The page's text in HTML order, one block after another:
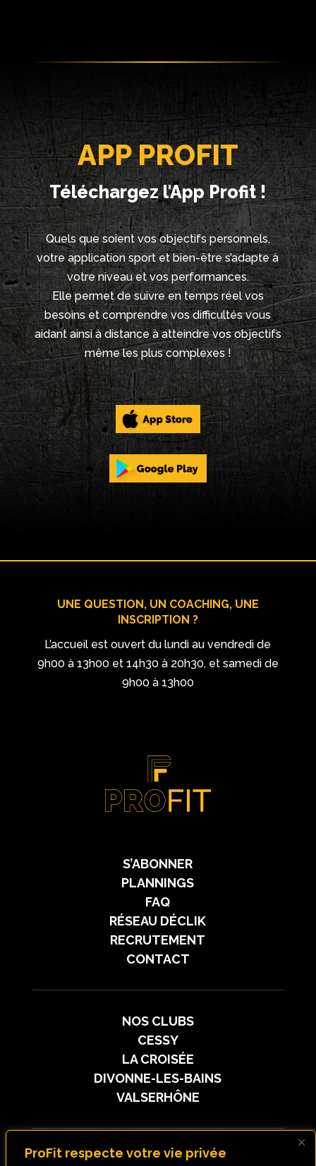
ProFit respecte votre vie privée
APP PROFIT
Téléchargez l'App Profit !
Quels que soient vos objectifs personnels,
votre application sport et bien-être s’adapte à
votre niveau et vos performances.
Elle permet de suivre en temps réel vos
besoins et comprendre vos difficultés vous
aidant ainsi à distance à atteindre vos objectifs
même les plus complexes !
UNE QUESTION, UN COACHING, UNE
INSCRIPTION ?
L’accueil est ouvert du lundi au vendredi de
9h00 à 13h00 et 14h30 à 20h30, et samedi de
9h00 à 13h00
S’ABONNER
PLANNINGS
FAQ
RÉSEAU DÉCLIK
RECRUTEMENT
CONTACT
NOS CLUBS
CESSY
LA CROISÉE
DIVONNE-LES-BAINS
VALSERHÔNE